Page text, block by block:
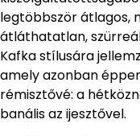
legtöbbször átlagos,
átláthatatlan,
Kafka stílusára
amely azonban
rémisztővé: a
banális az ijesztővel.